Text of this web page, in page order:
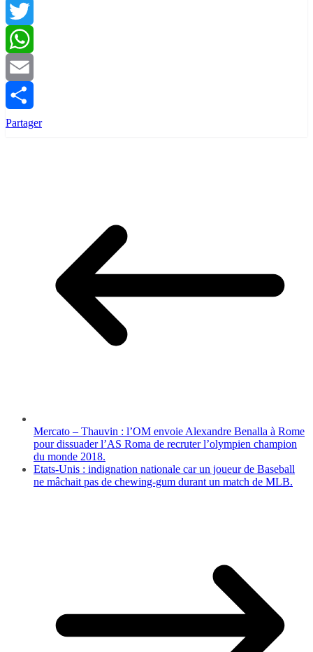
Facebook
Twitter
WhatsApp
Email
Partager
Mercato – Thauvin : l’OM envoie Alexandre Benalla à Rome
pour dissuader l’AS Roma de recruter l’olympien champion
du monde 2018.
Etats-Unis : indignation nationale car un joueur de Baseball
ne mâchait pas de chewing-gum durant un match de MLB.